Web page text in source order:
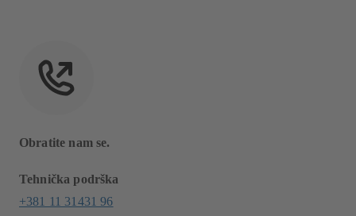
Obratite nam se.
Tehnička podrška
+381 11 31431 96